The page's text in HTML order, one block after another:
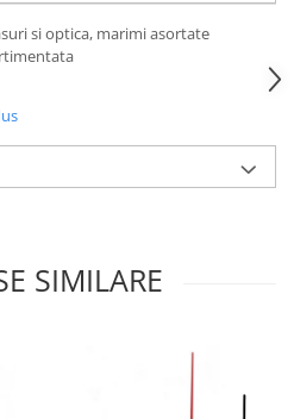
si optica, marimi asortate
SIMILARE